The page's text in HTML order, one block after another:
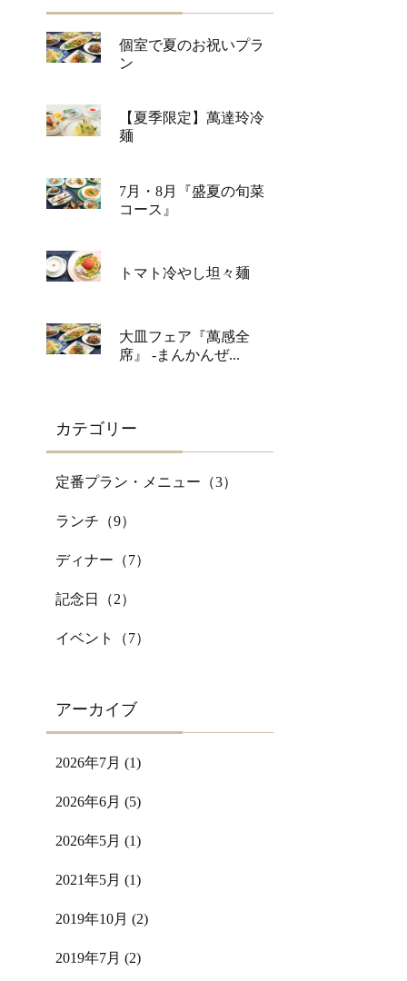
個室で夏のお祝いプラ
ン
【夏季限定】萬達玲冷
麺
7月・8月『盛夏の旬菜
コース』
トマト冷やし坦々麺
大皿フェア『萬感全
席』 -まんかんぜ...
カテゴリー
定番プラン・メニュー（3）
ランチ（9）
ディナー（7）
記念日（2）
イベント（7）
アーカイブ
2026年7月 (1)
2026年6月 (5)
2026年5月 (1)
2021年5月 (1)
2019年10月 (2)
2019年7月 (2)